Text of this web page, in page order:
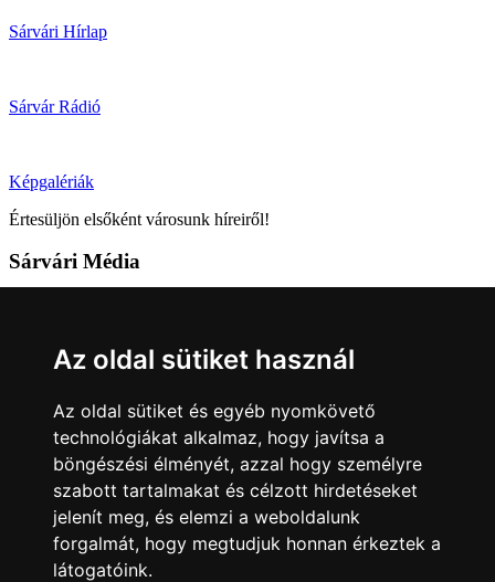
Az oldal sütiket használ
Az oldal sütiket és egyéb nyomkövető
technológiákat alkalmaz, hogy javítsa a
böngészési élményét, azzal hogy személyre
szabott tartalmakat és célzott hirdetéseket
jelenít meg, és elemzi a weboldalunk
forgalmát, hogy megtudjuk honnan érkeztek a
látogatóink.
Sárvári Hírlap
Sárvár Rádió
Képgalériák
Értesüljön elsőként városunk híreiről!
Sárvári Média
Kövess minket!
Sárvár lendületben Sárvár lendületben
Nyilatkozatok
Impresszum Felhasználási feltételek Adatkezelési tájékoztató
Akadálymentesítési nyilatkozat